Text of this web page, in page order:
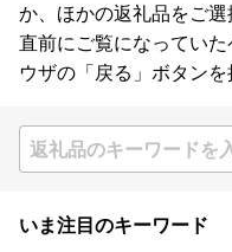
か、ほかの返礼品をご選
直前にご覧になってい
ウザの「戻る」ボタンを
いま注目のキーワード